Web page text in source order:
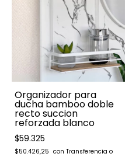
Organizador para
ducha bamboo doble
recto succion
reforzada blanco
$59.325
$50.426,25